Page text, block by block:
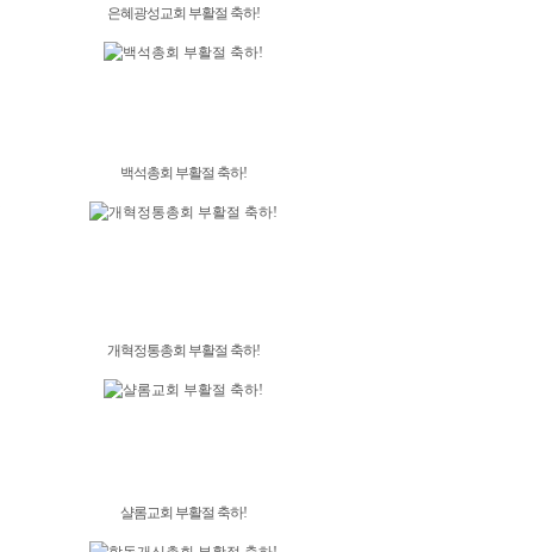
은혜광성교회 부활절 축하!
백석총회 부활절 축하!
개혁정통총회 부활절 축하!
샬롬교회 부활절 축하!